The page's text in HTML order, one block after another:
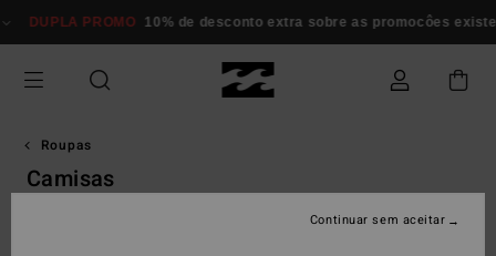
para
seleção
PROMO 10% de desconto extra sobre as promocôes existentes*
Roupas
Camisas
Continuar sem aceitar